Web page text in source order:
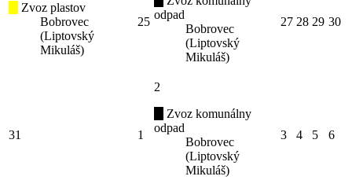
Zvoz plastov
Bobrovec
(Liptovský
Mikuláš)
25
odpad
Bobrovec
(Liptovský
Mikuláš)
27 28 29 30
31 1
2
Zvoz komunálny
odpad
Bobrovec
(Liptovský
Mikuláš)
3 4 5 6